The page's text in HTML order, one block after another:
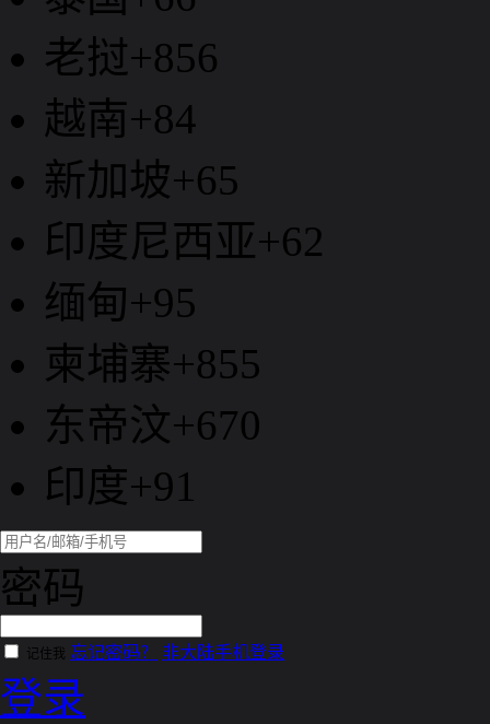
老挝+856
越南+84
新加坡+65
印度尼西亚+62
缅甸+95
柬埔寨+855
东帝汶+670
印度+91
密码
记住我 忘记密码？ 非大陆手机登录
登录